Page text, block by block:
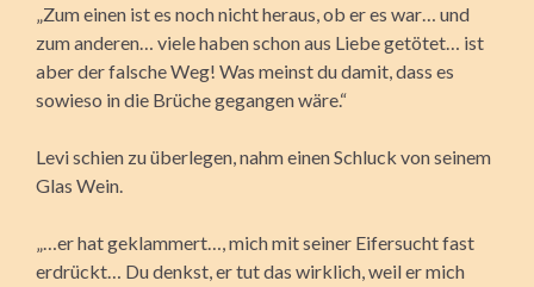
„Zum einen ist es noch nicht heraus, ob er es war… und
zum anderen… viele haben schon aus Liebe getötet… ist
aber der falsche Weg! Was meinst du damit, dass es
sowieso in die Brüche gegangen wäre.“
Levi schien zu überlegen, nahm einen Schluck von seinem
Glas Wein.
„…er hat geklammert…, mich mit seiner Eifersucht fast
erdrückt… Du denkst, er tut das wirklich, weil er mich